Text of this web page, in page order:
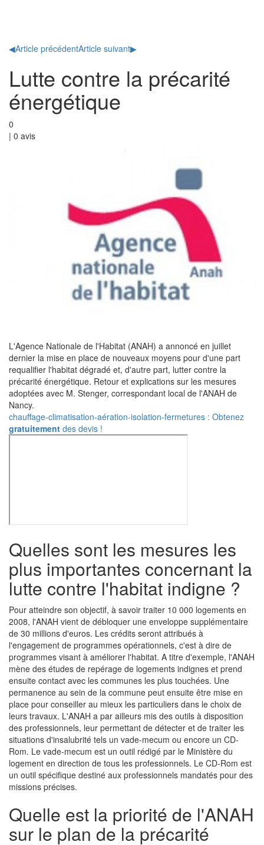
◀Article précédentArticle suivant▶
Lutte contre la précarité
énergétique
0
| 0 avis
L'Agence Nationale de l'Habitat (ANAH) a annoncé en juillet
dernier la mise en place de nouveaux moyens pour d'une part
requalifier l'habitat dégradé et, d'autre part, lutter contre la
précarité énergétique. Retour et explications sur les mesures
adoptées avec M. Stenger, correspondant local de l'ANAH de
Nancy.
chauffage-climatisation-aération-isolation-fermetures : Obtenez
gratuitement des devis !
Quelles sont les mesures les
plus importantes concernant la
lutte contre l'habitat indigne ?
Pour atteindre son objectif, à savoir traiter 10 000 logements en
2008, l'ANAH vient de débloquer une enveloppe supplémentaire
de 30 millions d'euros. Les crédits seront attribués à
l'engagement de programmes opérationnels, c'est à dire de
programmes visant à améliorer l'habitat. A titre d'exemple, l'ANAH
mène des études de repérage de logements indignes et prend
ensuite contact avec les communes les plus touchées. Une
permanence au sein de la commune peut ensuite être mise en
place pour conseiller au mieux les particuliers dans le choix de
leurs travaux. L'ANAH a par ailleurs mis des outils à disposition
des professionnels, leur permettant de détecter et de traiter les
situations d'insalubrité tels un vade-mecum ou encore un CD-
Rom. Le vade-mecum est un outil rédigé par le Ministère du
logement en direction de tous les professionnels. Le CD-Rom est
un outil spécifique destiné aux professionnels mandatés pour des
missions précises.
Quelle est la priorité de l'ANAH
sur le plan de la précarité